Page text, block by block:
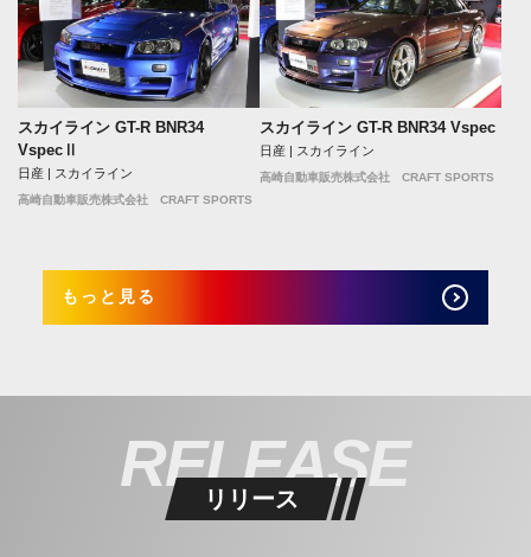
スカイライン GT-R BNR34
VspecⅡ
日産 | スカイライン
高崎自動車販売株式会社 CRAFT SPORTS
スカイライン GT-R BNR34 Vspec
日産 | スカイライン
高崎自動車販売株式会社 CRAFT SPORTS
もっと見る
RELEASE
リリース